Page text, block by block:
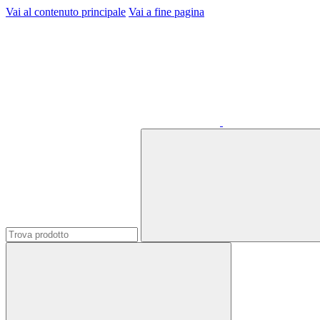
Vai al contenuto principale Vai a fine pagina